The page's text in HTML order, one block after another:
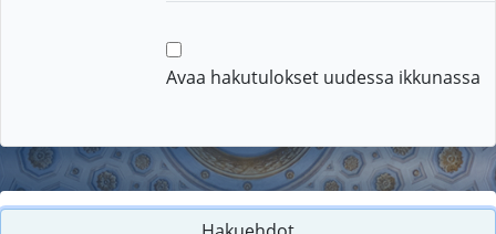
Avaa hakutulokset uudessa ikkunassa